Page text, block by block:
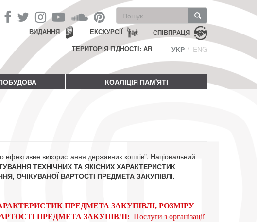
Пошукова
форма
Пошук СПІВПРАЦЯ
ЕКСКУРСІЇ
ВИДАННЯ
ТЕРИТОРІЯ ГІДНОСТІ: AR
УКР ENG
КОАЛІЦІЯ ПАМ'ЯТІ
ефективне використання державних коштів", Національний
ТЕХНІЧНИХ ТА ЯКІСНИХ ХАРАКТЕРИСТИК
ОЧІКУВАНОЇ ВАРТОСТІ ПРЕДМЕТА ЗАКУПІВЛІ.
ПРЕДМЕТА ЗАКУПІВЛІ, РОЗМІРУ
ПРЕДМЕТА ЗАКУПІВЛІ: Послуги з організації